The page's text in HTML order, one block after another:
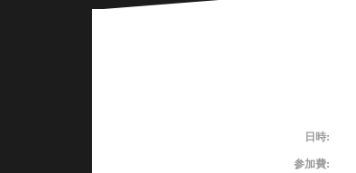
日時:
参加費: